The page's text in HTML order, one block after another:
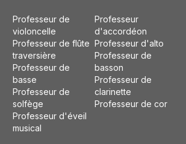
Professeur de
violoncelle
Professeur de flûte
traversière
Professeur de
basse
Professeur de
solfège
Professeur d'éveil
musical
Professeur
d'accordéon
Professeur d'alto
Professeur de
basson
Professeur de
clarinette
Professeur de cor